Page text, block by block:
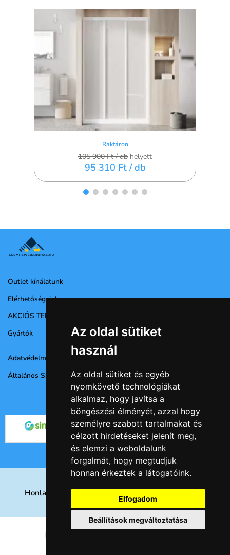
Az oldal sütiket
használ
Az oldal sütiket és egyéb
nyomkövető technológiákat
alkalmaz, hogy javítsa a
böngészési élményét, azzal hogy
személyre szabott tartalmakat és
célzott hirdetéseket jelenít meg,
és elemzi a weboldalunk
forgalmát, hogy megtudjuk
honnan érkeztek a látogatóink.
Elfogadom
Beállítások megváltoztatása
Raktáron
105 900 Ft/ db helyett
95 310 Ft / db
Outlet kínálatunk
Elérhetőségeink
AKCIÓS TERMÉKEK
Gyártók
Adatvédelmi nyilatkozat
Általános Szerződési Feltételek
Honlap készités Nyíregyházán, keresőoptimalizálás
eredményesen
© 2026 -Csempe webáruház